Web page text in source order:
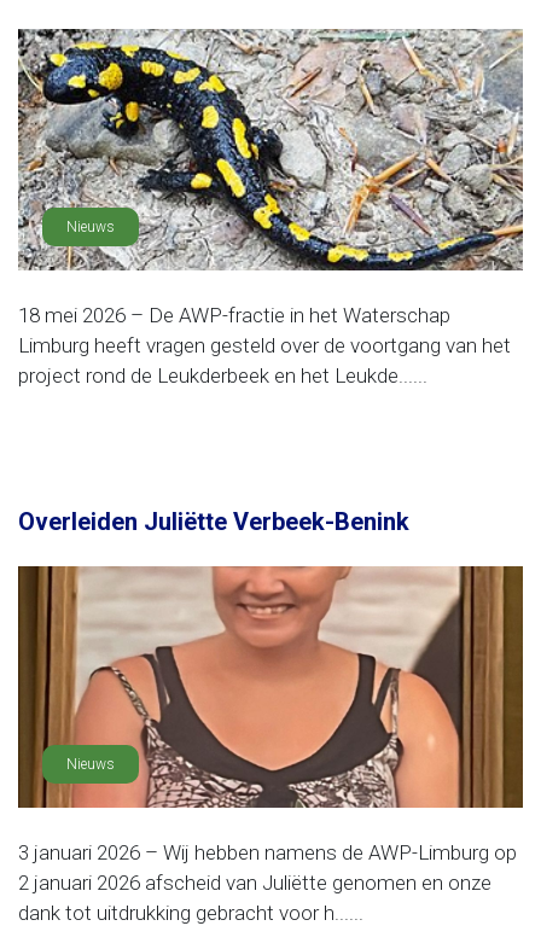
Nieuws
18 mei 2026 – De AWP-fractie in het Waterschap
Limburg heeft vragen gesteld over de voortgang van het
project rond de Leukderbeek en het Leukde......
Overleiden Juliëtte Verbeek-Benink
Nieuws
3 januari 2026 – Wij hebben namens de AWP-Limburg op
2 januari 2026 afscheid van Juliëtte genomen en onze
dank tot uitdrukking gebracht voor h......